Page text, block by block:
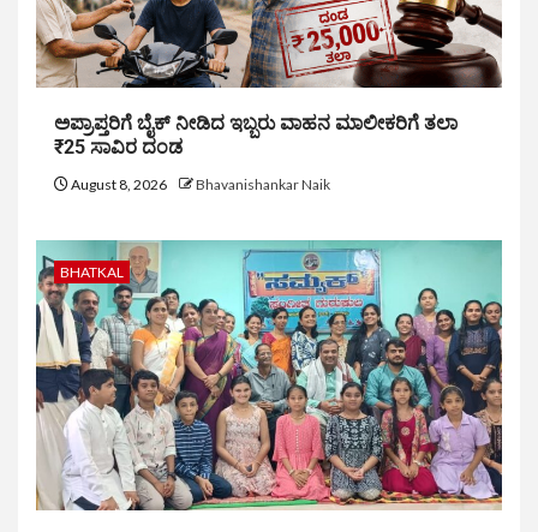
ಅಪ್ರಾಪ್ತರಿಗೆ ಬೈಕ್ ನೀಡಿದ ಇಬ್ಬರು ವಾಹನ ಮಾಲೀಕರಿಗೆ ತಲಾ
₹25 ಸಾವಿರ ದಂಡ
August 8, 2026 Bhavanishankar Naik
BHATKAL